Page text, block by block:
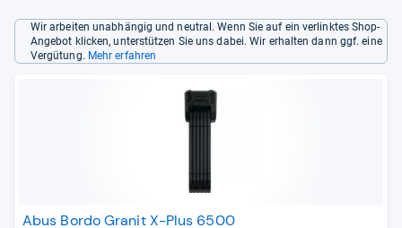
Wir arbeiten unabhängig und neutral. Wenn Sie auf ein verlinktes Shop-
Angebot klicken, unterstützen Sie uns dabei. Wir erhalten dann ggf. eine
Vergütung. Mehr erfahren
Abus Bordo Granit X-Plus 6500